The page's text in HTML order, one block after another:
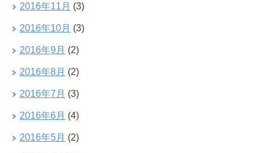
2016年11月 (3)
2016年10月 (3)
2016年9月 (2)
2016年8月 (2)
2016年7月 (3)
2016年6月 (4)
2016年5月 (2)